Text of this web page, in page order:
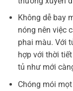
Không dễ bay
nóng nên việc
phai màu. Với
hợp với thời
tủ như mới
Chóng mói